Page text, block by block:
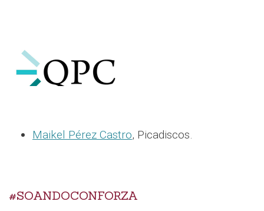
Maikel Pérez Castro, Picadiscos.
#SOANDOCONFORZA